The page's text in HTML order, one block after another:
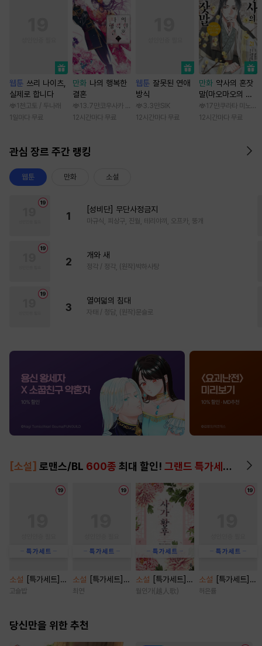
웹툰 쓰리 나이츠,
실제로 합니다
1천 고토 / 두나래
1일마다 무료
만화 나의 행복한
결혼
13.7만 코우사카 리토 / 아기토기 아쿠미
12시간마다 무료
웹툰 잘못된 연애
방식
3.3만 SIK
12시간마다 무료
만화 약사의 혼잣
말(마오마오의 후
궁 수수께끼 풀이
수첩)
17만 쿠라타 미노지
12시간마다 무료
관심 장르 주간 랭킹
웹툰 만화 소설
1
[성비단] 무단사정금지
마규식, 피상구, 진월, 테리야끼, 오프카, 뚱개
2
개와 새
정각 / 정각, (원작)박하사탕
3
열여덟의 침대
자태 / 청담, (원작)문슬로
[소설] 로맨스/BL 600종 최대 할인! 그랜드 특가세트
소설
[특가세트]
결혼의 시간 [단행
고슬밥
소설
[특가세트]
전남친의 아이 [삽
최연
소설
[특가세트]
사가황후(谢家皇
월인가(越人歌)
소설
[특가세트]
코튼 프라이드(co
허은률
당신만을 위한 추천